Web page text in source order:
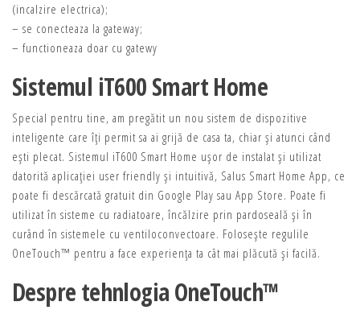
(incalzire electrica);
– se conecteaza la gateway;
– functioneaza doar cu gatewy
Sistemul iT600 Smart Home
Special pentru tine, am pregătit un nou sistem de dispozitive
inteligente care îţi permit sa ai grijă de casa ta, chiar și atunci când
ești plecat. Sistemul iT600 Smart Home ușor de instalat și utilizat
datorită aplicaţiei user friendly și intuitivă, Salus Smart Home App, ce
poate fi descărcată gratuit din Google Play sau App Store. Poate fi
utilizat în sisteme cu radiatoare, încălzire prin pardoseală și în
curând în sistemele cu ventiloconvectoare. Folosește regulile
OneTouch™ pentru a face experienţa ta cât mai plăcută și facilă.
Despre tehnlogia OneTouch™